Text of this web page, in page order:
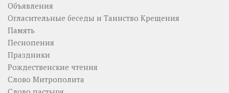
Объявления
Огласительные беседы и Таинство Крещения
Память
Песнопения
Праздники
Рождественские чтения
Слово Митрополита